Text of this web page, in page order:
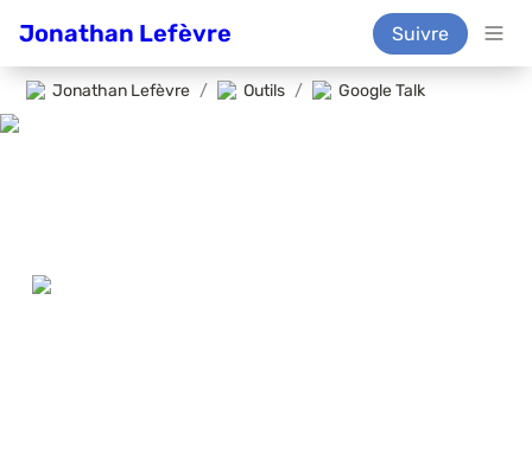
Jonathan Lefèvre Suivre
Jonathan Lefèvre / Outils / Google Talk